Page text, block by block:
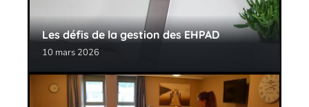
Les défis de la gestion des EHPAD
10 mars 2026